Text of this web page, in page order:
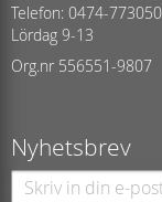
Telefon: 0474-
Lördag 9-13
Org.nr 556551-9807
Nyhetsbrev